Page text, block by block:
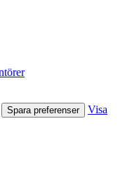
Spara preferenser
Visa